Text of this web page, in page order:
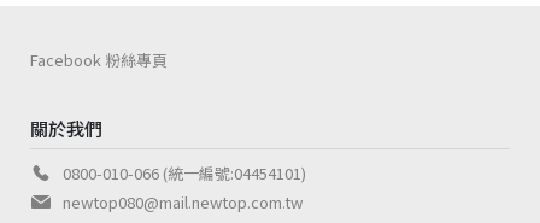
關於我們
0800-010-066 (統一編號:04454101)
newtop080@mail.newtop.com.tw
Facebook 粉絲專頁